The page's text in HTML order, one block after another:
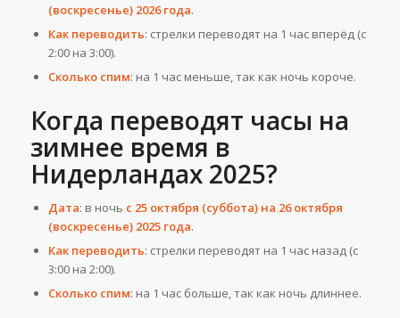
(воскресенье) 2026 года.
Как переводить: стрелки переводят на 1 час вперёд (с
2:00 на 3:00).
Сколько спим: на 1 час меньше, так как ночь короче.
Когда переводят часы на
зимнее время в
Нидерландах 2025?
Дата: в ночь с 25 октября (суббота) на 26 октября
(воскресенье) 2025 года.
Как переводить: стрелки переводят на 1 час назад (с
3:00 на 2:00).
Сколько спим: на 1 час больше, так как ночь длиннее.